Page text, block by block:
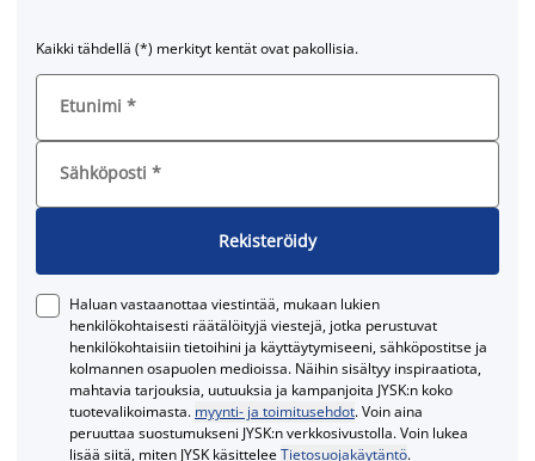
Kaikki tähdellä (*) merkityt kentät ovat pakollisia.
Etunimi *
Sähköposti *
Rekisteröidy
Haluan vastaanottaa viestintää, mukaan lukien
henkilökohtaisesti räätälöityjä viestejä, jotka perustuvat
henkilökohtaisiin tietoihini ja käyttäytymiseeni, sähköpostitse ja
kolmannen osapuolen medioissa. Näihin sisältyy inspiraatiota,
mahtavia tarjouksia, uutuuksia ja kampanjoita JYSK:n koko
tuotevalikoimasta. myynti- ja toimitusehdot. Voin aina
peruuttaa suostumukseni JYSK:n verkkosivustolla. Voin lukea
lisää siitä, miten JYSK käsitteleeTietosuojakäytäntö.